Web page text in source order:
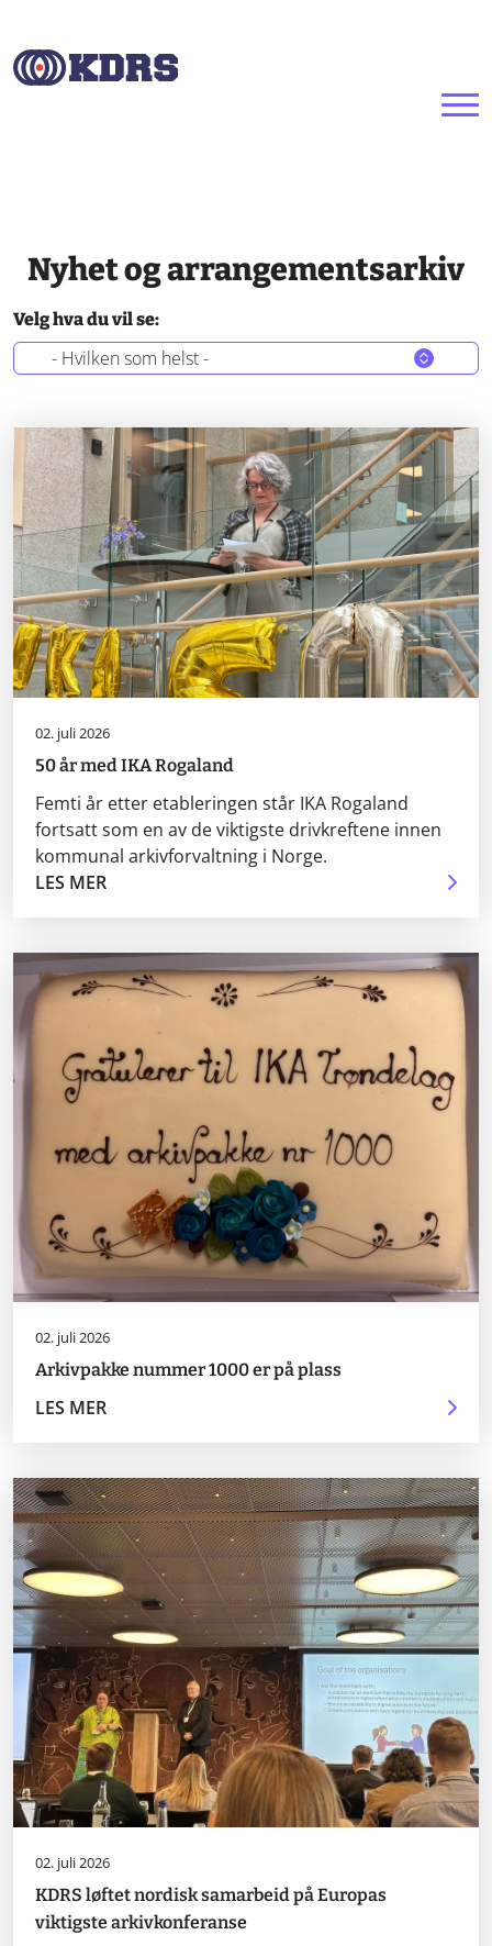
Hopp til hovedinnhold
Nyhet og arrangementsarkiv
Velg hva du vil se:
02. juli 2026
50 år med IKA Rogaland
Femti år etter etableringen står IKA Rogaland
fortsatt som en av de viktigste drivkreftene innen
kommunal arkivforvaltning i Norge.
LES MER
02. juli 2026
Arkivpakke nummer 1000 er på plass
LES MER
02. juli 2026
KDRS løftet nordisk samarbeid på Europas
viktigste arkivkonferanse